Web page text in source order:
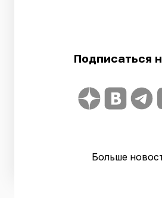
Подписаться
Больше